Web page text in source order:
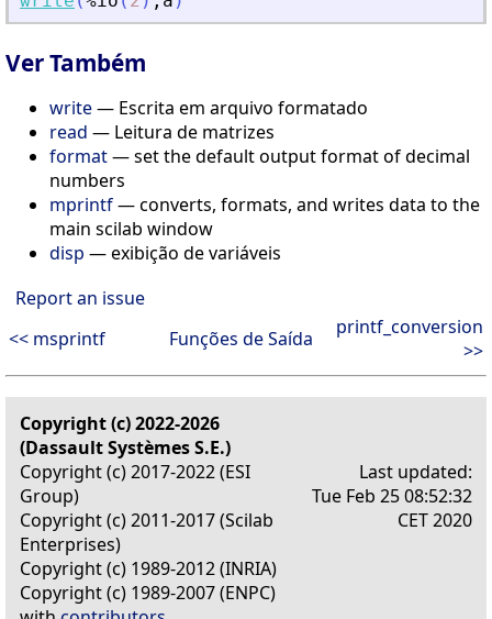
Ver Também
write— Escrita em arquivo formatado
read — Leitura de matrizes
format— set the default output format of decimal
numbers
mprintf— converts, formats, and writes data to the
main scilab window
disp — exibição de variáveis
Report an issue
<< msprintf
Funções de Saída
printf_conversion
>>
Copyright (c) 2022-2026
(Dassault Systèmes S.E.)
Copyright (c) 2017-2022 (ESI
Group)
Copyright (c) 2011-2017 (Scilab
Enterprises)
Copyright (c) 1989-2012 (INRIA)
Copyright (c) 1989-2007 (ENPC)
Last updated:
Tue Feb 25 08:52:32
CET 2020